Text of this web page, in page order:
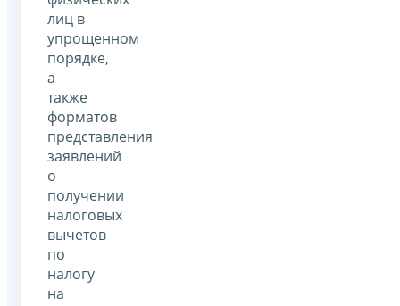
лиц в
упрощенном
порядке,
а
также
форматов
представления
заявлений
о
получении
налоговых
вычетов
по
налогу
на